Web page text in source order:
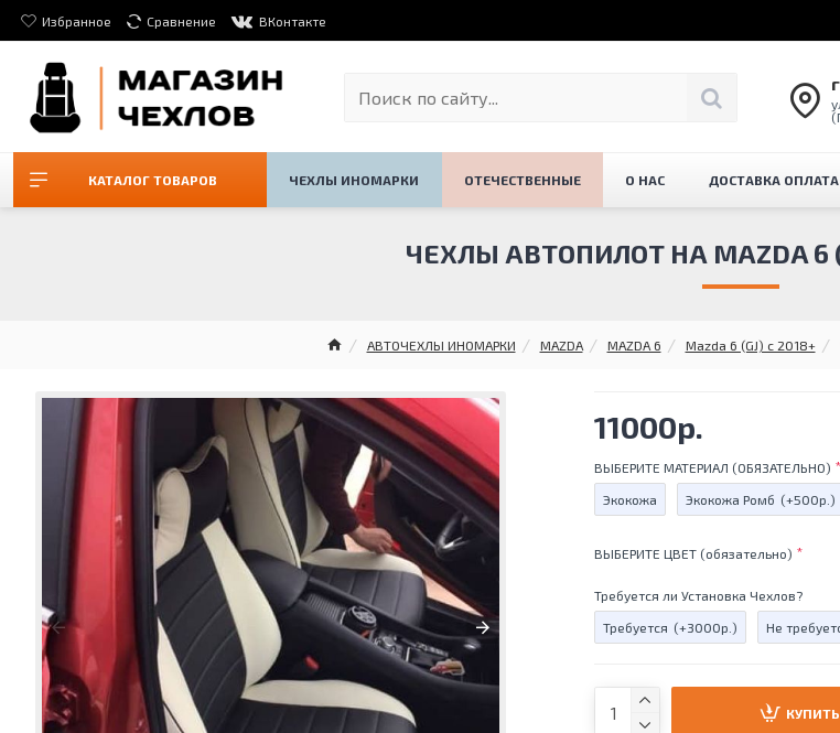
Избранное Сравнение ВКонтакте
КАТАЛОГ ТОВАРОВ ЧЕХЛЫ ИНОМАРКИ ОТЕЧЕСТВЕННЫЕ О НАС ДОСТАВКА ОПЛАТА
АВТОЧЕХЛЫ ИНОМАРКИ MAZDA MAZDA 6 Mazda 6 (GJ) c 2018+
ЧЕХЛЫ АВТОПИЛОТ НА MAZDA 6
11000р.
ВЫБЕРИТЕ МАТЕРИАЛ (ОБЯЗАТЕЛЬНО)
Экокожа Экокожа Ромб (+500р.)
ВЫБЕРИТЕ ЦВЕТ (обязательно)
Требуется ли Установка Чехлов?
Требуется (+3000р.) Не
КУПИТЬ